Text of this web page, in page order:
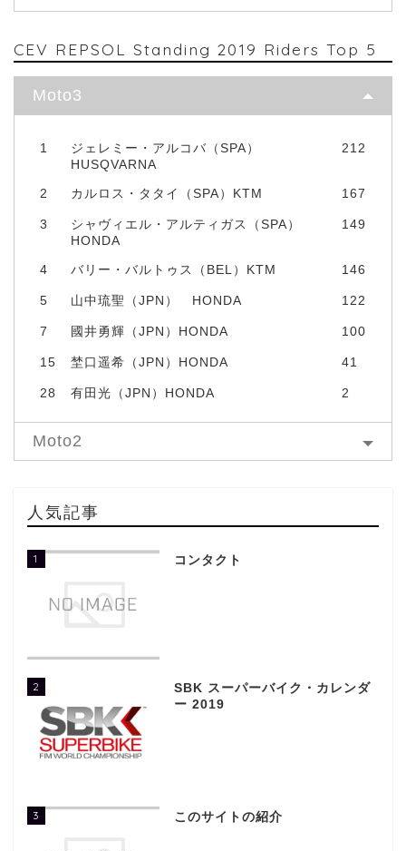
CEV REPSOL Standing 2019 Riders Top 5
Moto3
1
ジェレミー・アルコバ（SPA）
HUSQVARNA
212
2 カルロス・タタイ（SPA）KTM 167
3
シャヴィエル・アルティガス（SPA）
HONDA
149
4 バリー・バルトゥス（BEL）KTM 146
5 山中琉聖（JPN） HONDA 122
7 國井勇輝（JPN）HONDA 100
15 埜口遥希（JPN）HONDA 41
28 有田光（JPN）HONDA 2
Moto2
人気記事
1 コンタクト
2
SBK スーパーバイク・カレンダ
ー 2019
3 このサイトの紹介